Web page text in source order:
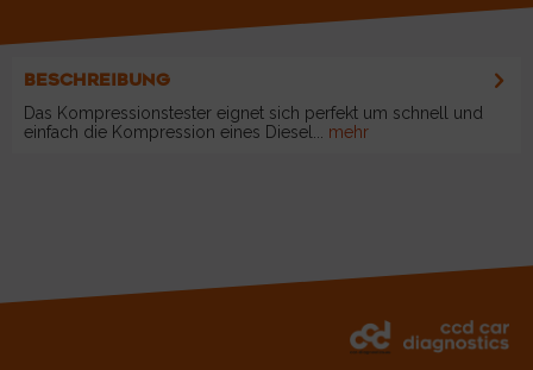
BESCHREIBUNG
Das Kompressionstester eignet sich perfekt um schnell und
einfach die Kompression eines Diesel...
mehr